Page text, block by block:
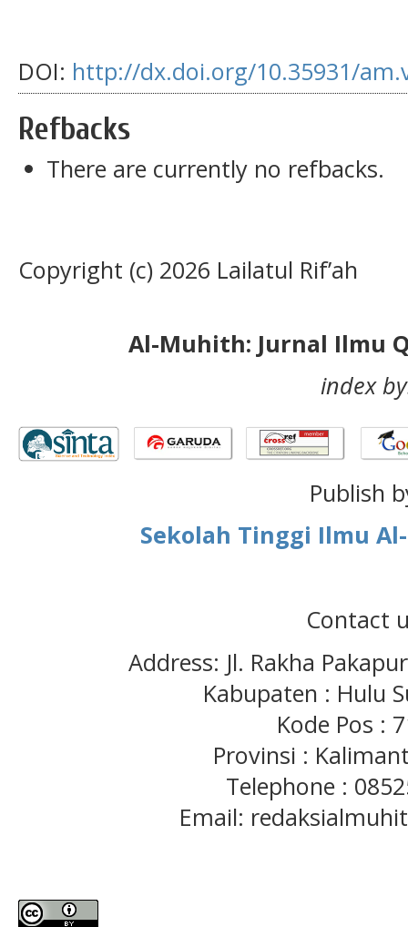
DOI: http://dx.doi.org/10.35931/
Refbacks
There are currently no refbacks.
Copyright (c) 2026 Lailatul Rif’ah
Al-Muhith: Jurnal Ilmu
index
Publish
Sekolah Tinggi Ilmu
Contact
Address: Jl. Rakha
Kabupaten : Hulu
Kode Pos :
Provinsi :
Telephone :
Email: